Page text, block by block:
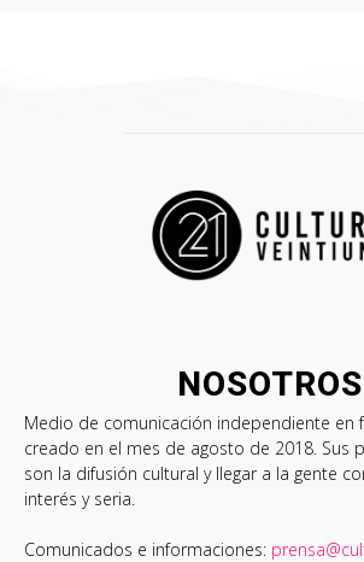
NOSOTROS
Medio de comunicación independiente en
creado en el mes de agosto de 2018. Sus
son la difusión cultural y llegar a la gente
interés y seria.
Comunicados e informaciones: